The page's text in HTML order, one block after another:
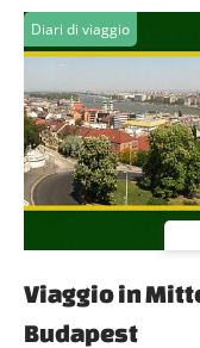
Diari di viaggio
Viaggio in
Budapest